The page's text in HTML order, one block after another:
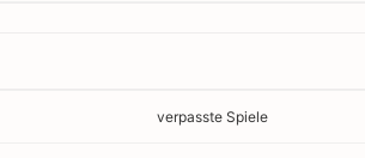
verpasste Spiele